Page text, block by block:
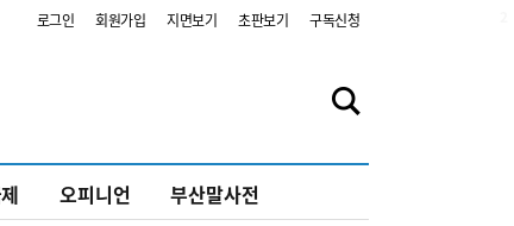
로그인 회원가입 지면보기 초판보기 구독신청
오피니언 부산말사전